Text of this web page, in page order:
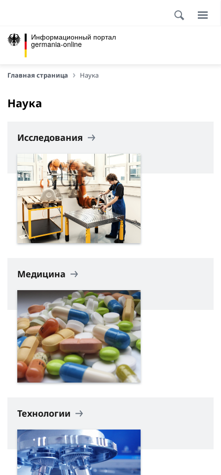
Информационный портал
germania-online
Главная страница Наука
Наука
Исследования
Медицина
Технологии